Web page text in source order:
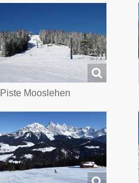
Piste Mooslehen